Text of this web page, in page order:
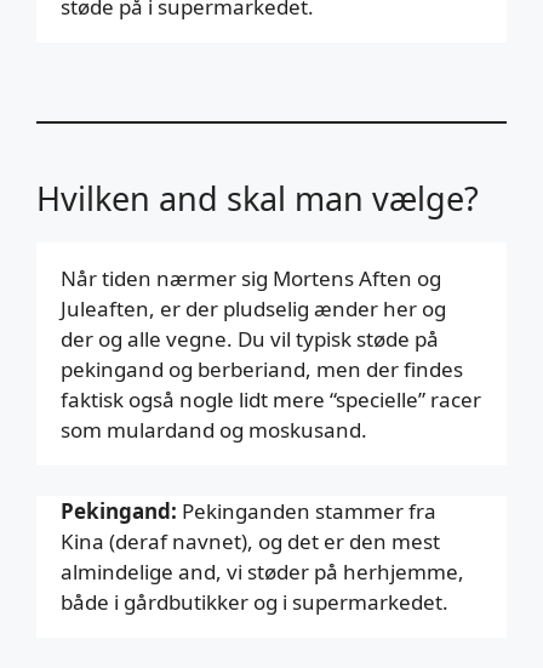
støde på i supermarkedet.
Hvilken and skal man vælge?
Når tiden nærmer sig Mortens Aften og
Juleaften, er der pludselig ænder her og
der og alle vegne. Du vil typisk støde på
pekingand og berberiand, men der findes
faktisk også nogle lidt mere “specielle” racer
som mulardand og moskusand.
Pekingand: Pekinganden stammer fra
Kina (deraf navnet), og det er den mest
almindelige and, vi støder på herhjemme,
både i gårdbutikker og i supermarkedet.